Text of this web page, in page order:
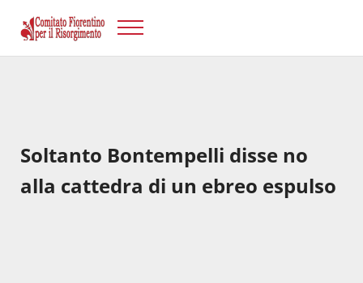
Risorgimento Firenze
Menu
Soltanto Bontempelli disse no
alla cattedra di un ebreo espulso